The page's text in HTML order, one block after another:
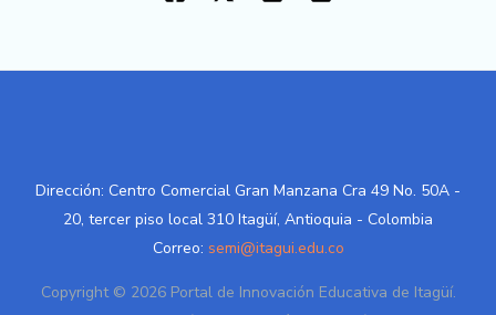
Dirección: Centro Comercial Gran Manzana Cra 49 No. 50A -
20, tercer piso local 310 Itagüí, Antioquia - Colombia
Correo: semi@itagui.edu.co
Copyright © 2026 Portal de Innovación Educativa de Itagüí.